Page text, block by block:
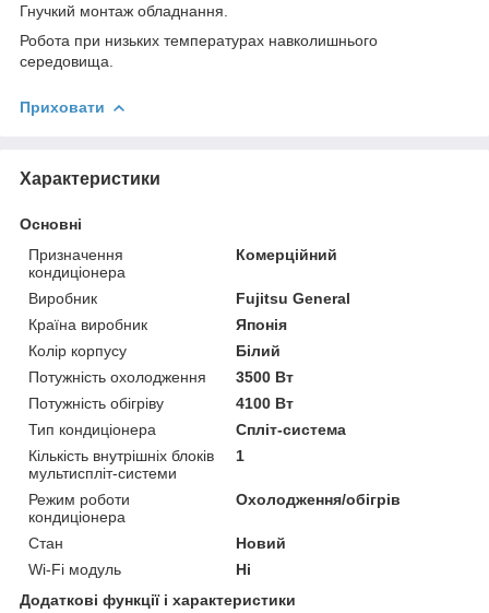
Гнучкий монтаж обладнання.
Робота при низьких температурах навколишнього
середовища.
Приховати
Характеристики
Основні
Призначення
кондиціонера
Комерційний
Виробник
Fujitsu General
Країна виробник
Японія
Колір корпусу
Білий
Потужність охолодження
3500 Вт
Потужність обігріву
4100 Вт
Тип кондиціонера
Спліт-система
Кількість внутрішніх блоків
мультиспліт-системи
1
Режим роботи
кондиціонера
Охолодження/обігрів
Стан
Новий
Wi-Fi модуль
Ні
Додаткові функції і характеристики